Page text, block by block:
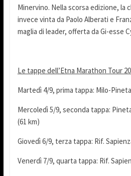
Minervino. Nella scorsa edizione, la
invece vinta da Paolo Alberati e
maglia di leader, offerta da Gi-esse
Le tappe dell’Etna Marathon Tour
Martedì 4/9, prima tappa: Milo-
Mercoledì 5/9, seconda tappa:
(61 km)
Giovedì 6/9, terza tappa: Rif.
Venerdì 7/9, quarta tappa: Rif.